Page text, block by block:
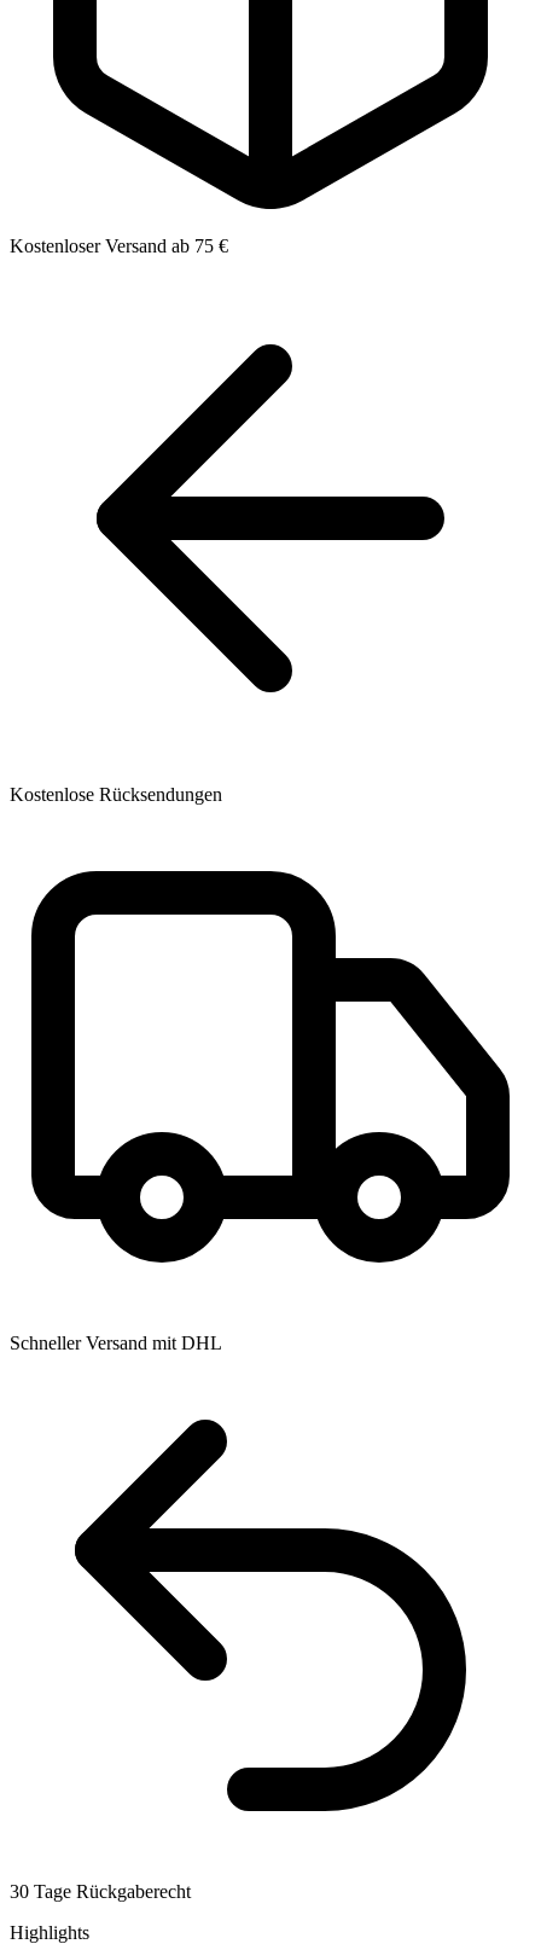
Kostenloser Versand ab 75 €
Kostenlose Rücksendungen
Schneller Versand mit DHL
30 Tage Rückgaberecht
Highlights